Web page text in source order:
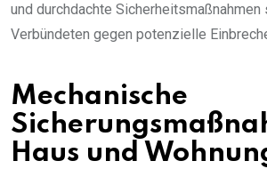
und durchdachte
Verbündeten gegen potenzielle
Mechanische
Haus und